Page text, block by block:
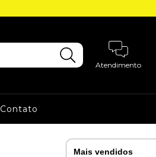
Atendimento
Contato